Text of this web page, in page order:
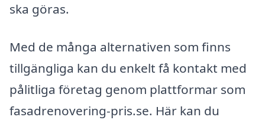
ska göras.
Med de många alternativen som finns
tillgängliga kan du enkelt få kontakt med
pålitliga företag genom plattformar som
fasadrenovering-pris.se. Här kan du